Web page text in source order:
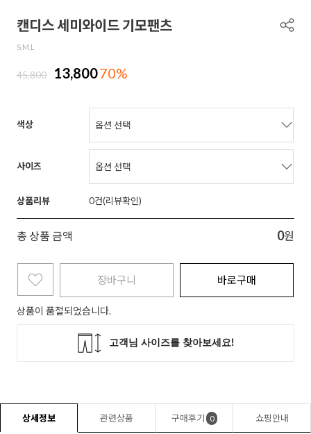
캔디스 세미와이드 기모팬츠
S,M,L
45,800 13,80070%
색상
사이즈
상품리뷰 0
총 상품 금액 0원
장바구니 바로구매
상품이 품절되었습니다.
상세정보 관련상품 구매후기 0 쇼핑안내